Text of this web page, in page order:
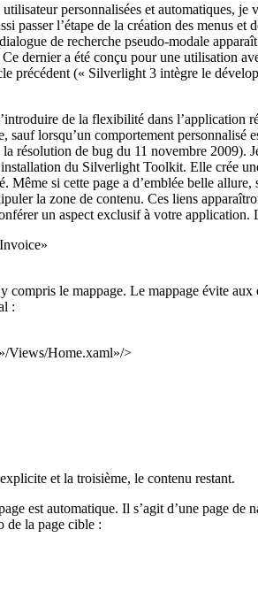
personnalisées et automatiques,
passer l’étape de la création des menus
de recherche pseudo-modale
dernier a été conçu pour une utilisation
précédent (« Silverlight 3 intègre le
de la flexibilité dans l’application
lorsqu’un comportement
résolution de bug du 11 novembre
du Silverlight Toolkit. Elle crée
si cette page a d’emblée belle
la zone de contenu. Ces liens
un aspect exclusif à votre application.
le mappage. Le mappage évite aux
:
Views/Home.xaml»/>
et la troisième, le contenu restant.
est automatique. Il s’agit d’une page
de la page cible :